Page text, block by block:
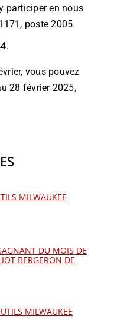
participer en nous
poste 2005.
vous pouvez
28 février 2025,
MILWAUKEE
DU MOIS DE
BERGERON DE
MILWAUKEE